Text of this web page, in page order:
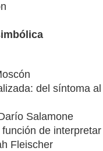
del síntoma
Salamone
de
Fleischer